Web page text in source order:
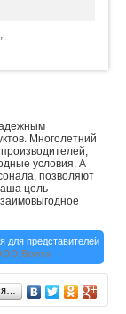
Многолетний
условия. А
позволяют
цель —
для представителей
Волга